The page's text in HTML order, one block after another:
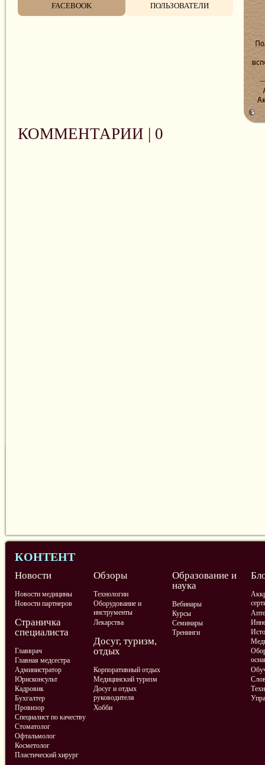
FACEBOOK ПОЛЬЗОВАТЕЛИ
КОММЕНТАРИИ | 0
КОНТЕНТ
Новости
Новости медицины
Новости партнеров
Обзоры
Технологии
Оборудование и
инструменты
Лекарства
Образование и
наука
Вебинары
Курсы
Семинары
Тренинги
Страничка
специалиста
Главврач
Главная медсестра
Администратор
Юрисконсульт
Кадровик
Бухгалтер
Провизор
Специалист по качеству
Стоматолог
Офтальмолог
Косметолог
Пластический хирург
Досуг, туризм,
отдых
Корпоративный отдых
Медицинский туризм
Досуг и отдых
руководителя
Хобби